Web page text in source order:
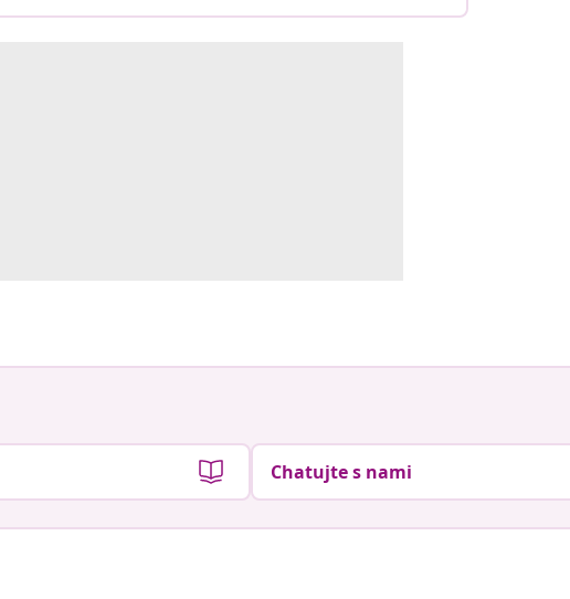
Chatujte s nami